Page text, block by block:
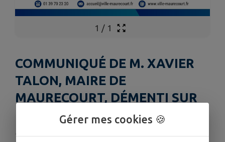
1 / 1
COMMUNIQUÉ DE M. XAVIER
TALON, MAIRE DE
MAURECOURT, DÉMENTI SUR
LA DIFFUSION D'UN SONDAGE
Publié le vendredi 12 juin 2026 - Maurecourt
Gérer mes cookies 🍪